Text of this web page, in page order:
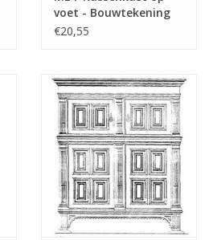
voet - Bouwtekening
Schaal 1 : N/A
€20,55